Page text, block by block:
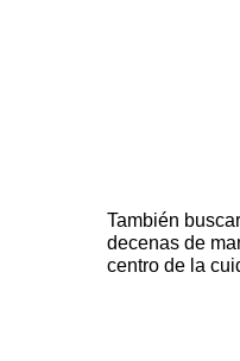
También
decenas de
centro de la